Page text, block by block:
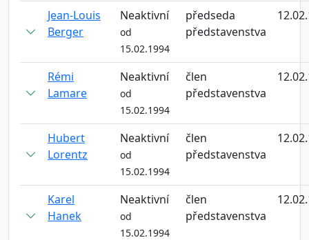
Jean-Louis
Berger
Neaktivní
od
15.02.1994
předseda
představenstva
Rémi
Lamare
Neaktivní
od
15.02.1994
člen
představenstva
Hubert
Lorentz
Neaktivní
od
15.02.1994
člen
představenstva
Karel
Hanek
Neaktivní
od
15.02.1994
člen
představenstva